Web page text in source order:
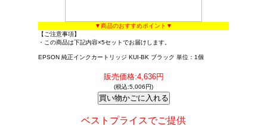
▼商品のおすすめポイント▼
【ご注意事項】
・この商品は下記内容×5セットでお届けします。
EPSON 純正インクカートリッジ KUI-BK ブラック 単位：1個
販売価格:4,636円
(税込:5,006円)
ベストプライスでご提供